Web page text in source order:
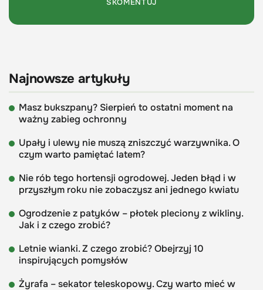
Najnowsze artykuły
Masz bukszpany? Sierpień to ostatni moment na
ważny zabieg ochronny
Upały i ulewy nie muszą zniszczyć warzywnika. O
czym warto pamiętać latem?
Nie rób tego hortensji ogrodowej. Jeden błąd i w
przyszłym roku nie zobaczysz ani jednego kwiatu
Ogrodzenie z patyków – płotek pleciony z wikliny.
Jak i z czego zrobić?
Letnie wianki. Z czego zrobić? Obejrzyj 10
inspirujących pomysłów
Żyrafa – sekator teleskopowy. Czy warto mieć w